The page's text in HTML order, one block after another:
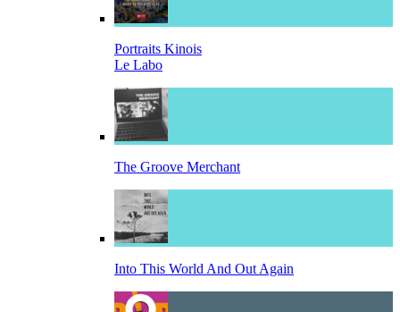
Portraits Kinois
Le Labo
The Groove Merchant
Into This World And Out Again